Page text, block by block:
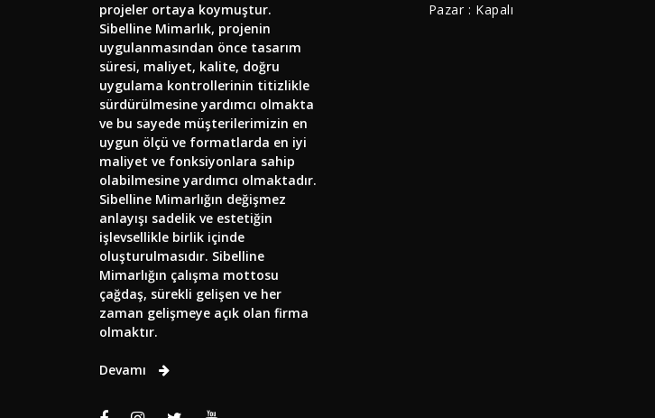
projeler ortaya koymuştur.
Sibelline Mimarlık, projenin
uygulanmasından önce tasarım
süresi, maliyet, kalite, doğru
uygulama kontrollerinin titizlikle
sürdürülmesine yardımcı olmakta
ve bu sayede müşterilerimizin en
uygun ölçü ve formatlarda en iyi
maliyet ve fonksiyonlara sahip
olabilmesine yardımcı olmaktadır.
Sibelline Mimarlığın değişmez
anlayışı sadelik ve estetiğin
işlevsellikle birlik içinde
oluşturulmasıdır. Sibelline
Mimarlığın çalışma mottosu
çağdaş, sürekli gelişen ve her
zaman gelişmeye açık olan firma
olmaktır.
Devamı
Pazar : Kapalı